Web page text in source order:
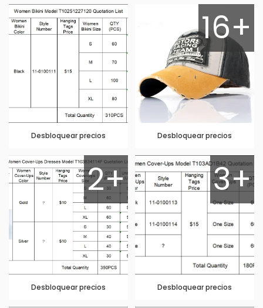
Desbloquear precios
16+
Desbloquear precios
2+
Desbloquear precios
3+
Desbloquear precios